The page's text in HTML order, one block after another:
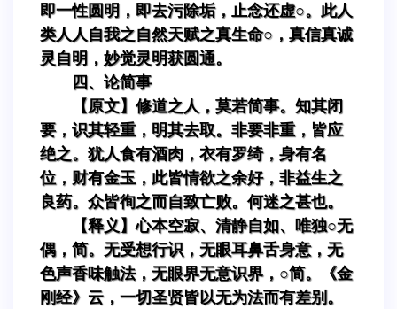
即一性圆明，即去污除垢，止念还虚○。此人
类人人自我之自然天赋之真生命○，真信真诚
灵自明，妙觉灵明获圆通。
四、论简事
【原文】修道之人，莫若简事。知其闭
要，识其轻重，明其去取。非要非重，皆应
绝之。犹人食有酒肉，衣有罗绮，身有名
位，财有金玉，此皆情欲之余好，非益生之
良药。众皆徇之而自致亡败。何迷之甚也。
【释义】心本空寂、清静自如、唯独○无
偶，简。无受想行识，无眼耳鼻舌身意，无
色声香味触法，无眼界无意识界，○简。《金
刚经》云，一切圣贤皆以无为法而有差别。